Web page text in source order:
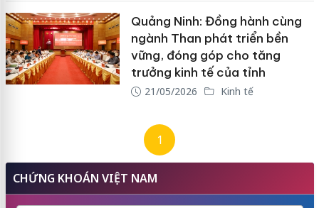
Quảng Ninh: Đồng hành cùng
ngành Than phát triển bền
vững, đóng góp cho tăng
trưởng kinh tế của tỉnh
21/05/2026 Kinh tế
1
CHỨNG KHOÁN VIỆT NAM